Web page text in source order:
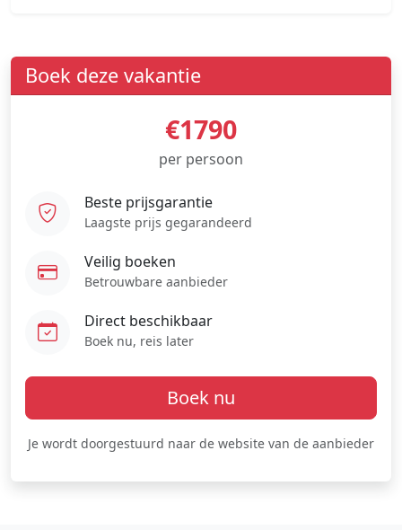
Boek deze vakantie
€1790
per persoon
Beste prijsgarantie
Laagste prijs gegarandeerd
Veilig boeken
Betrouwbare aanbieder
Direct beschikbaar
Boek nu, reis later
Boek nu
Je wordt doorgestuurd naar de website van de aanbieder